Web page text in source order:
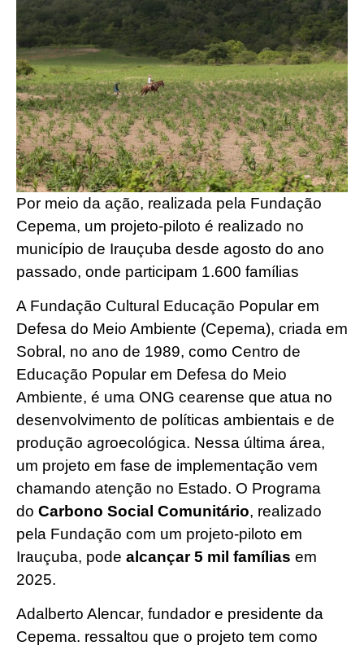
Por meio da ação, realizada pela Fundação
Cepema, um projeto-piloto é realizado no
município de Irauçuba desde agosto do ano
passado, onde participam 1.600 famílias
A Fundação Cultural Educação Popular em
Defesa do Meio Ambiente (Cepema), criada em
Sobral, no ano de 1989, como Centro de
Educação Popular em Defesa do Meio
Ambiente, é uma ONG cearense que atua no
desenvolvimento de políticas ambientais e de
produção agroecológica. Nessa última área,
um projeto em fase de implementação vem
chamando atenção no Estado. O Programa
do Carbono Social Comunitário, realizado
pela Fundação com um projeto-piloto em
Irauçuba, pode alcançar 5 mil famílias em
2025.
Adalberto Alencar, fundador e presidente da
Cepema. ressaltou que o projeto tem como